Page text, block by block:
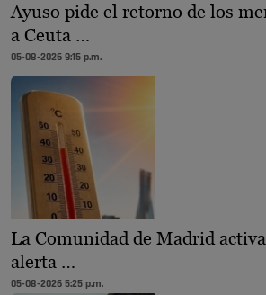
Ayuso pide el retorno de los
a Ceuta …
05-08-2026 9:15 p.m.
La Comunidad de Madrid
alerta …
05-08-2026 5:25 p.m.